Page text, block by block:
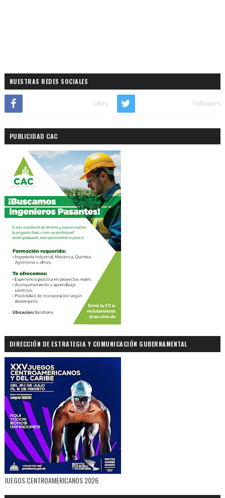
NUESTRAS REDES SOCIALES
Likes Followers
PUBLICIDAD CAC
DIRECCIÓN DE ESTRATEGIA Y COMUNICACIÓN GUBERNAMENTAL
JUEGOS CENTROAMERICANOS 2026